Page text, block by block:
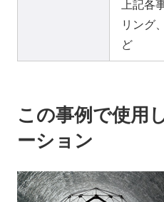
上記各
リング
ど
この事例で使用
ーション